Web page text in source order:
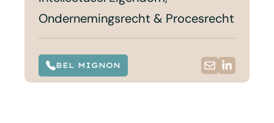
Ondernemingsrecht & Procesrecht
BEL MIGNON